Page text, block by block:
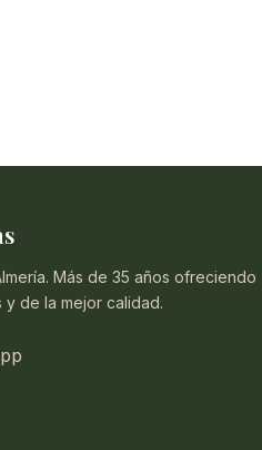
Más de 35 años ofreciendo
de la mejor calidad.